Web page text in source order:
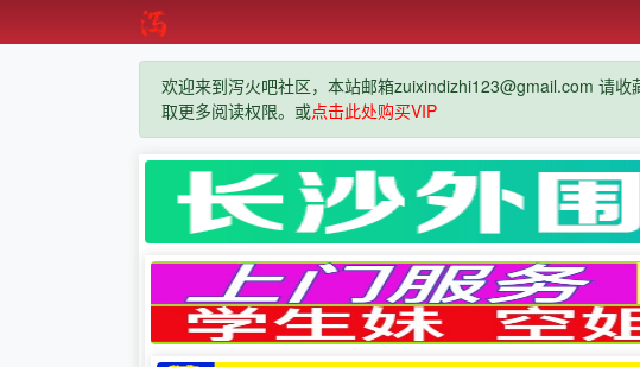
欢迎来到泻火吧社区，本站邮箱zuixindizhi123@gmail.com 请
取更多阅读权限。或点击此处购买VIP